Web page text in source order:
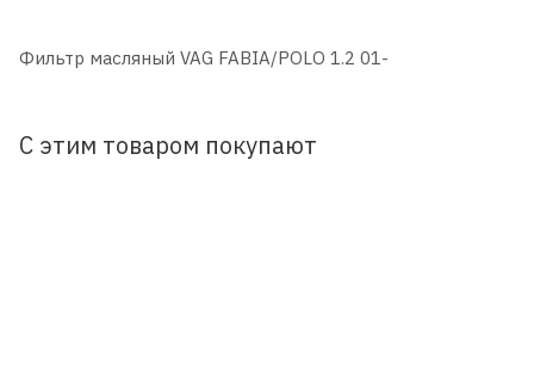
Фильтр масляный VAG FABIA/POLO 1.2 01-
С этим товаром покупают